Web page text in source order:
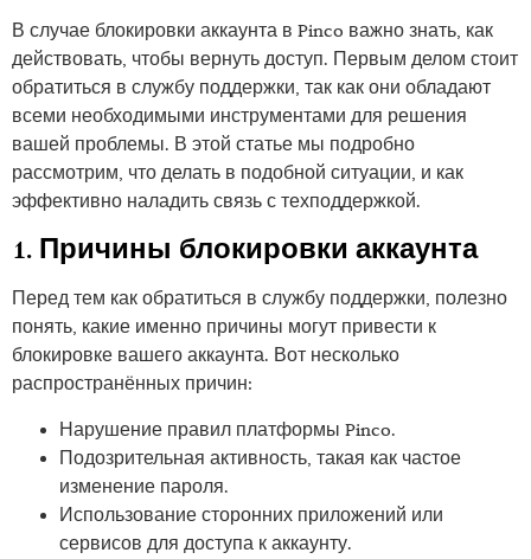
В случае блокировки аккаунта в Pinco важно знать, как
действовать, чтобы вернуть доступ. Первым делом стоит
обратиться в службу поддержки, так как они обладают
всеми необходимыми инструментами для решения
вашей проблемы. В этой статье мы подробно
рассмотрим, что делать в подобной ситуации, и как
эффективно наладить связь с техподдержкой.
1. Причины блокировки аккаунта
Перед тем как обратиться в службу поддержки, полезно
понять, какие именно причины могут привести к
блокировке вашего аккаунта. Вот несколько
распространённых причин:
Нарушение правил платформы Pinco.
Подозрительная активность, такая как частое
изменение пароля.
Использование сторонних приложений или
сервисов для доступа к аккаунту.